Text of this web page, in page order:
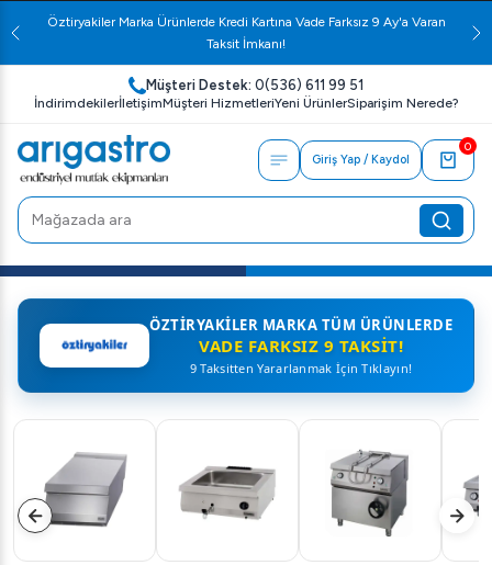
Öztiryakiler Marka Ürünlerde Kredi Kartına Vade Farksız 9 Ay'a Varan
Taksit İmkanı!
Müşteri Destek: 0(536) 611 99 51
İndirimdekilerİletişimMüşteri HizmetleriYeni ÜrünlerSiparişim Nerede?
Giriş Yap / Kaydol
0
ÖZTIRYAKILER MARKA TÜM ÜRÜNLERDE
VADE FARKSIZ 9 TAKSIT!
9 Taksitten Yararlanmak İçin Tıklayın!